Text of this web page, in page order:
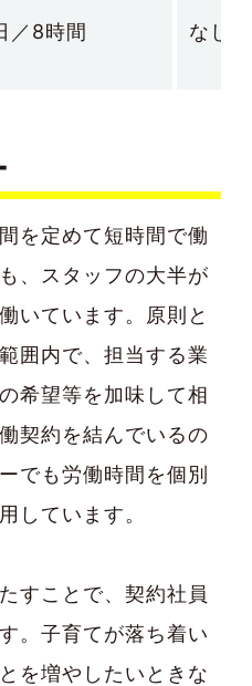
／8時間 なし
を定めて短時間で働
、スタッフの大半が
いています。原則と
囲内で、担当する業
希望等を加味して相
契約を結んでいるの
でも労働時間を個別
しています。
すことで、契約社員
。子育てが落ち着い
を増やしたいときな